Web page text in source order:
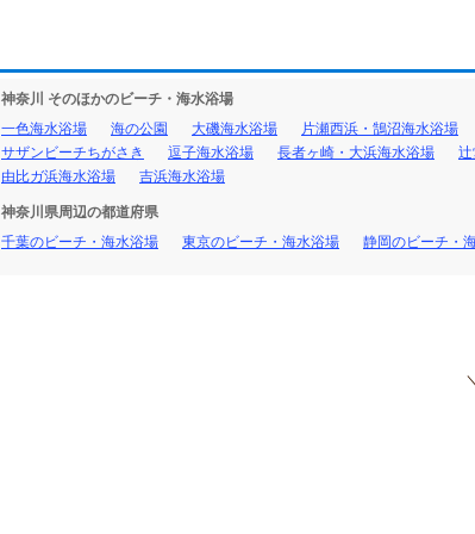
神奈川 そのほかのビーチ・海水浴場
一色海水浴場
海の公園 大磯海水浴場 片瀬西浜・鵠沼海水浴場
サザンビーチちがさき
逗子海水浴場 長者ヶ崎・大浜海水浴場
由比ガ浜海水浴場
吉浜海水浴場
神奈川県周辺の都道府県
千葉のビーチ・海水浴場
東京のビーチ・海水浴場 静岡のビーチ・